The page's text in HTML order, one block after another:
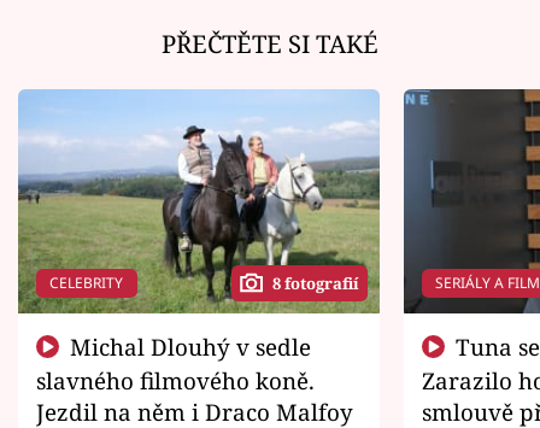
PŘEČTĚTE SI TAKÉ
CELEBRITY 8 fotografií
slavného filmového koně.
Jezdil na něm i Draco Malfoy
SERIÁLY A
Zarazilo
smlouvě